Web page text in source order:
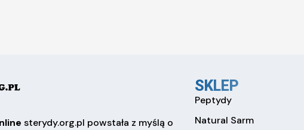
sterydy.org.pl powstała z myślą o
SKLEP
Peptydy
Natural Sarm